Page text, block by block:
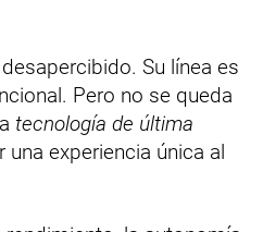
Su línea es
Pero no se queda
tecnología de última
una experiencia única al